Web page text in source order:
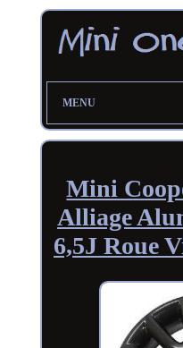
MENU
Mini
Alliage
6,5J Roue